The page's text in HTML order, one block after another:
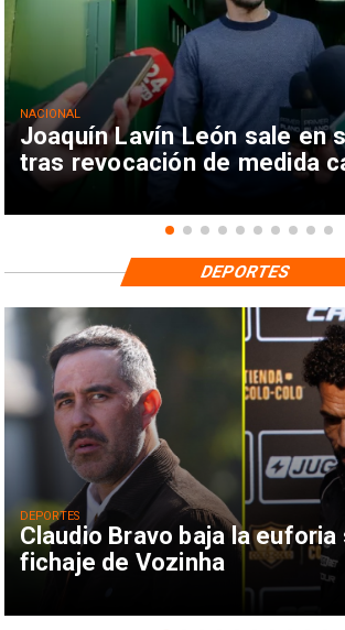
Joaquín Lavín León sale en
tras revocación de medida
NACIONAL
Claudio Bravo baja la euforia
fichaje de Vozinha
DEPORTES
DEPORTES